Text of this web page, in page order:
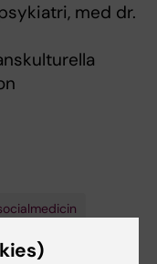
med dr.